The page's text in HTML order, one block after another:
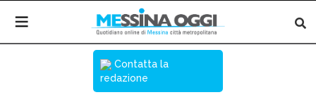
Contatta la
redazione